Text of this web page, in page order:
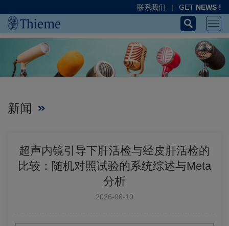
联系我们 | GET NEWS !
新闻
超声内镜引导下肝活检与经皮肝活检的
比较：随机对照试验的系统综述与Meta
分析
2026-06-10